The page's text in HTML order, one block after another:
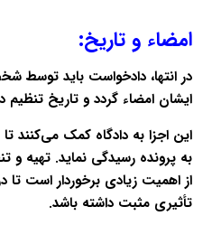
امضاء و تاریخ:
در انتها، دادخواست باید توسط
ایشان امضاء گردد و تاریخ
این اجزا به دادگاه کمک می‌کنند
به پرونده رسیدگی نماید. تهیه
از اهمیت زیادی برخوردار است تا
تأثیری مثبت داشته باشد.